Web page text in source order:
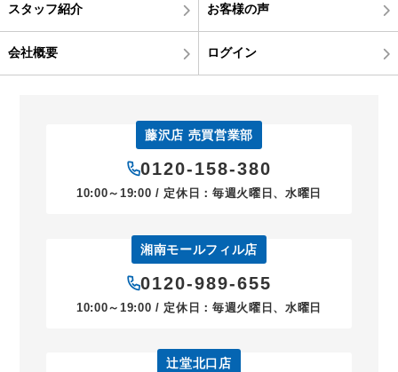
スタッフ紹介 お客様の声
会社概要 ログイン
藤沢店 売買営業部
0120-158-380
10:00～19:00 / 定休日：毎週火曜日、水曜日
湘南モールフィル店
0120-989-655
10:00～19:00 / 定休日：毎週火曜日、水曜日
辻堂北口店